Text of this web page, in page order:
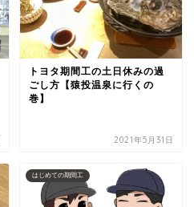
トヨタ期間工の土日休みの過
ごし方【猿投温泉に行くの
巻】
2021年5月31日
はじめての期間工